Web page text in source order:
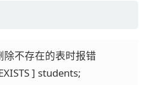
除不存在的表时报错
] students;